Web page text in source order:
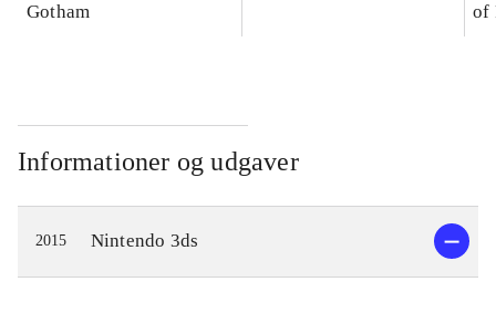
Gotham
of
Informationer og udgaver
2015 Nintendo 3ds